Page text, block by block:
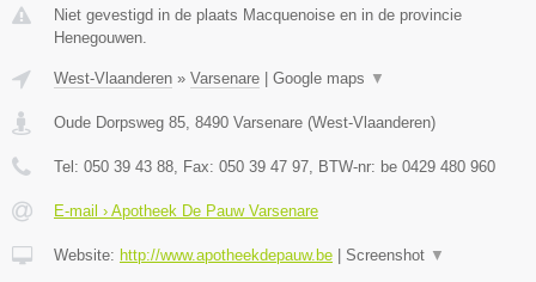
Niet gevestigd in de plaats Macquenoise en in de provincie
Henegouwen.
West-Vlaanderen » Varsenare Google maps ▼
Oude Dorpsweg 85 8490 Varsenare (West-Vlaanderen)
Tel: 050 39 43 88 , Fax: 050 39 47 97 , BTW-nr: be 0429 480 960
E-mail › Apotheek De Pauw Varsenare
Website: http://www.apotheekdepauw.be Screenshot ▼